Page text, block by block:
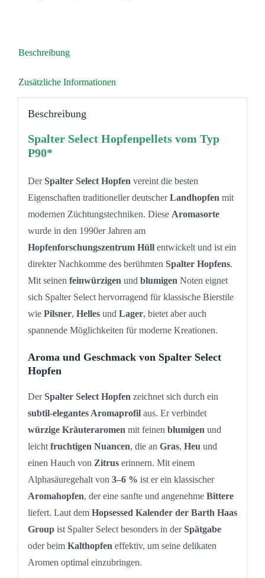
Beschreibung
Zusätzliche Informationen
Beschreibung
Spalter Select Hopfenpellets vom Typ
P90*
DerSpalter Select Hopfen vereint die besten
Eigenschaften traditioneller deutscherLandhopfen mit
modernen Züchtungstechniken. Diese Aromasorte
wurde in den 1990er Jahren am
Hopfenforschungszentrum Hüllentwickelt und ist ein
direkter Nachkomme des berühmten Spalter Hopfens.
Mit seinen feinwürzigen und blumigen Noten eignet
sich Spalter Select hervorragend für klassische Bierstile
wie Pilsner, Hellesund Lager, bietet aber auch
spannende Möglichkeiten für moderne Kreationen.
Aroma und Geschmack von Spalter Select
Hopfen
DerSpalter Select Hopfen zeichnet sich durch ein
subtil-elegantes Aromaprofilaus. Er verbindet
würzige Kräuteraromen mit feinen blumigen und
leicht fruchtigen Nuancen, die an Gras, Heu und
einen Hauch von Zitruserinnern. Mit einem
Alphasäuregehalt von 3–6 % ist er ein klassischer
Aromahopfen, der eine sanfte und angenehme Bittere
liefert. Laut dem Hopsessed Kalender der Barth Haas
Groupist Spalter Select besonders in derSpätgabe
oder beim Kalthopfen effektiv, um seine delikaten
Aromen optimal einzubringen.